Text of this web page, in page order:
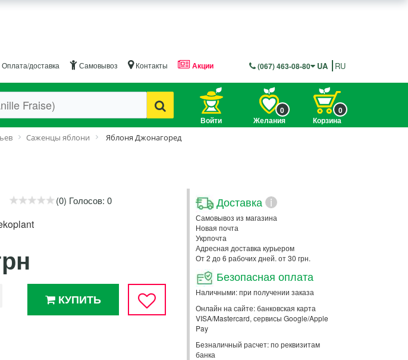
Оплата/доставка Самовывоз Контакты Акции (067) 463-08-80 UA RU
Войти Желания
0
Корзина
0
Саженцы яблони Яблоня Джонагоред
(0) Голосов: 0
КУПИТЬ
Доставка i
Самовывоз из магазина
Новая почта
Укрпочта
Адресная доставка курьером
От 2 до 6 рабочих дней. от 30 грн.
Безопасная оплата
Наличными: при получении заказа
Онлайн на сайте: банковская карта
VISA/Mastercard, сервисы Google/Apple
Pay
Безналичный расчет: по реквизитам
банка